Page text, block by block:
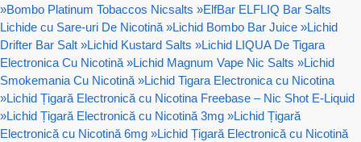
»Bombo Platinum Tobaccos Nicsalts »ElfBar ELFLIQ Bar Salts
Lichide cu Sare-uri De Nicotină »Lichid Bombo Bar Juice »Lichid
Drifter Bar Salt »Lichid Kustard Salts »Lichid LIQUA De Tigara
Electronica Cu Nicotină »Lichid Magnum Vape Nic Salts »Lichid
Smokemania Cu Nicotină »Lichid Tigara Electronica cu Nicotina
»Lichid Țigară Electronică cu Nicotina Freebase – Nic Shot E-Liquid
»Lichid Țigară Electronică cu Nicotină 3mg »Lichid Țigară
Electronică cu Nicotină 6mg »Lichid Țigară Electronică cu Nicotină